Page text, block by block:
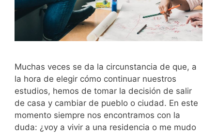
Muchas veces se da la circunstancia de que, a
la hora de elegir cómo continuar nuestros
estudios, hemos de tomar la decisión de salir
de casa y cambiar de pueblo o ciudad. En este
momento siempre nos encontramos con la
duda: ¿voy a vivir a una residencia o me mudo